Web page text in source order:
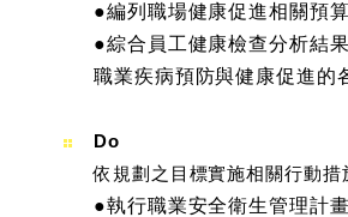
●編列職場健康促進相關預算
●綜合員工健康檢查分析結
職業疾病預防與健康促進的
Do
依規劃之目標實施相關行動措
●執行職業安全衛生管理計畫